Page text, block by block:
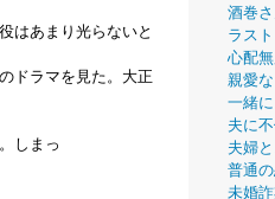
はあまり光らないと
ドラマを見た。大正
しまっ
酒巻
ラス
心配
親愛
一緒
夫に
夫婦
普通
未婚